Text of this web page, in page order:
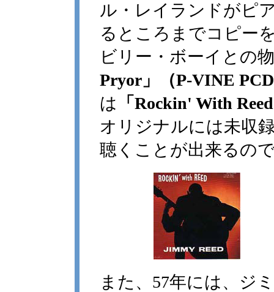
ル・レイランドがピ
るところまでコピー
ビリー・ボーイとの
Pryor」（P-VINE
は 「Rockin' With
オリジナルには未収
聴くことが出来るの
また、57年には、ジ